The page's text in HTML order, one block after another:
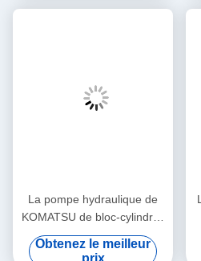
La pompe hydraulique de
KOMATSU de bloc-cylindres
partie le kit rotatoire de
groupe de PC200-7 PC220
Obtenez le meilleur